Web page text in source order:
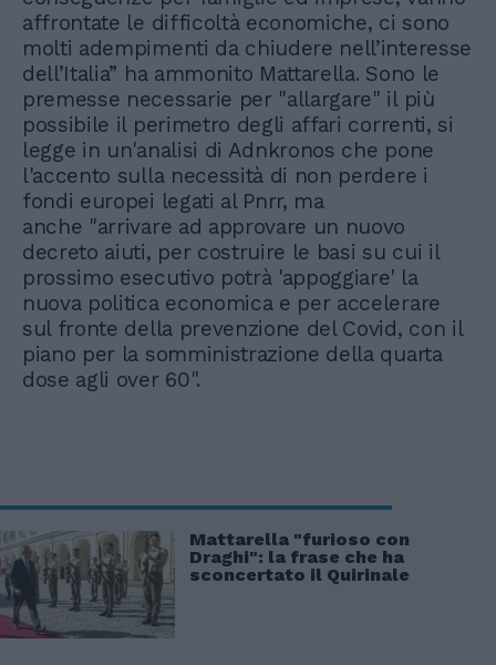
affrontate le difficoltà economiche, ci sono
molti adempimenti da chiudere nell’interesse
dell’Italia” ha ammonito Mattarella. Sono le
premesse necessarie per "allargare" il più
possibile il perimetro degli affari correnti, si
legge in un'analisi di Adnkronos che pone
l'accento sulla necessità di non perdere i
fondi europei legati al Pnrr, ma
anche "arrivare ad approvare un nuovo
decreto aiuti, per costruire le basi su cui il
prossimo esecutivo potrà 'appoggiare' la
nuova politica economica e per accelerare
sul fronte della prevenzione del Covid, con il
piano per la somministrazione della quarta
dose agli over 60".
Mattarella "furioso con
Draghi": la frase che ha
sconcertato il Quirinale